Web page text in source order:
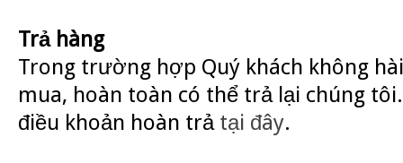
Trả hàng
Trong trường hợp Quý khách không
mua, hoàn toàn có thể trả lại chúng
điều khoản hoàn trả tại đây.